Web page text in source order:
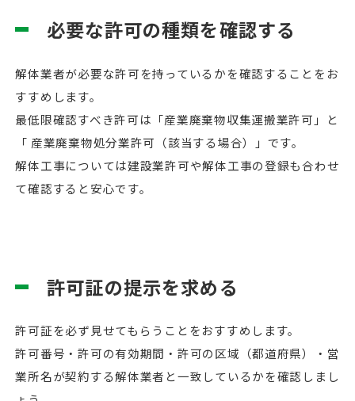
必要な許可の種類を確認する
解体業者が必要な許可を持っているかを確認することをお
すすめします。
最低限確認すべき許可は「産業廃棄物収集運搬業許可」と
「 産業廃棄物処分業許可（該当する場合）」です。
解体工事については建設業許可や解体工事の登録も合わせ
て確認すると安心です。
許可証の提示を求める
許可証を必ず見せてもらうことをおすすめします。
許可番号・許可の有効期間・許可の区域（都道府県）・営
業所名が契約する解体業者と一致しているかを確認しまし